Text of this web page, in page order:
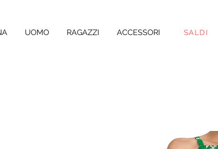
UOMO RAGAZZI ACCESSORI SALDI